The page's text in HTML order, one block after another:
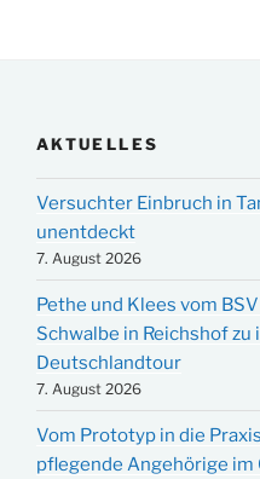
AKTUELLES
Versuchter Einbruch in
unentdeckt
7. August 2026
Pethe und Klees vom
Schwalbe in Reichshof
Deutschlandtour
7. August 2026
Vom Prototyp in die
pflegende Angehörige